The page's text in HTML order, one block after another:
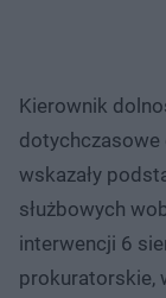
Kierownik
wskazały
służbowych
interwencji 6
prokuratorskie,